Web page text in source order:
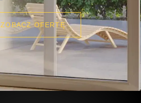
ZOBACZ OFERTĘ